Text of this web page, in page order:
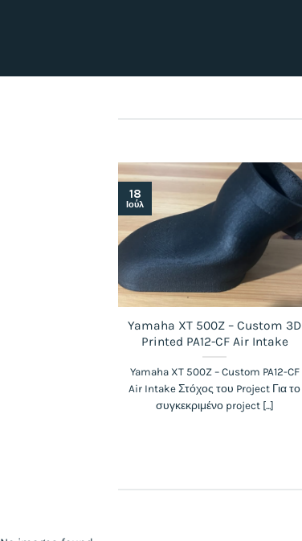
Yamaha XT 500Z – Custom 3D
Printed PA12-CF Air Intake
Yamaha XT 500Z – Custom PA12-CF
Air Intake Στόχος του Project Για το
συγκεκριμένο project [...]
18
Ιούλ